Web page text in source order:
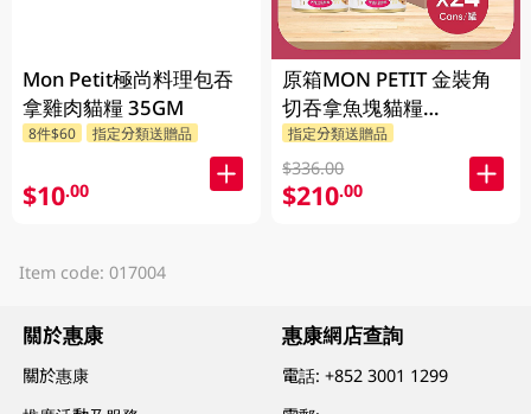
Mon Petit極尚料理包吞
拿雞肉貓糧 35GM
8件$60 指定分類送贈品
$10.00
原箱MON PETIT 金裝角
切吞拿魚塊貓糧
24X85GM
指定分類送贈品
$336.00
$210.00
Item code: 017004
關於惠康
關於惠康
惠康網店查詢
電話:+852 3001 1299